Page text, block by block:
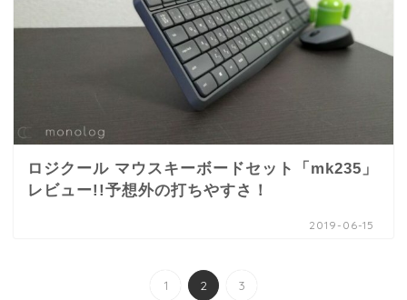
ロジクール マウスキーボードセット「mk235」
レビュー!!予想外の打ちやすさ！
2019-06-15
1 2 3